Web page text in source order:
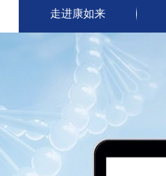
走进康如来